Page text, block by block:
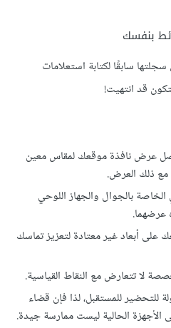
بنفسك
سابقًا لكتابة استعلامات
قد انتهيت!
عرض نافذة موقعك لمقاس معين
مع ذلك العرض.
بالجوال والجهاز اللوحي
عرضهما.
على أبعاد غير معتادة لتعزيز تماسك
لا تتعارض مع النقاط القياسية.
للتحضير للمستقبل، لذا فإن قضاء
الحالية ليست ممارسة جيدة.